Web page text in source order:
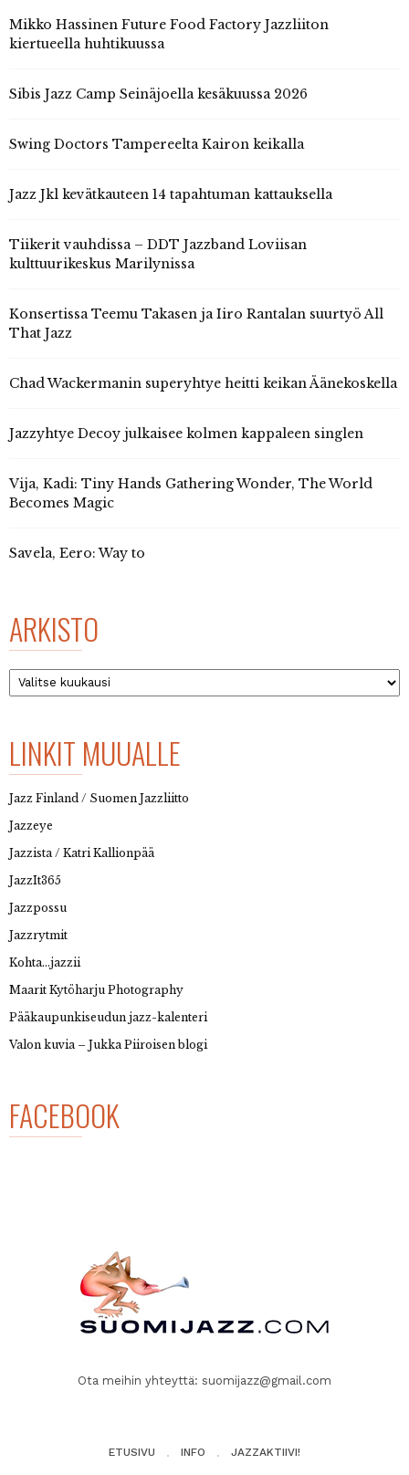
Mikko Hassinen Future Food Factory Jazzliiton
kiertueella huhtikuussa
Sibis Jazz Camp Seinäjoella kesäkuussa 2026
Swing Doctors Tampereelta Kairon keikalla
Jazz Jkl kevätkauteen 14 tapahtuman kattauksella
Tiikerit vauhdissa – DDT Jazzband Loviisan
kulttuurikeskus Marilynissa
Konsertissa Teemu Takasen ja Iiro Rantalan suurtyö All
That Jazz
Chad Wackermanin superyhtye heitti keikan Äänekoskella
Jazzyhtye Decoy julkaisee kolmen kappaleen singlen
Vija, Kadi: Tiny Hands Gathering Wonder, The World
Becomes Magic
Savela, Eero: Way to
ARKISTO
Arkisto
LINKIT MUUALLE
Jazz Finland / Suomen Jazzliitto
Jazzeye
Jazzista / Katri Kallionpää
JazzIt365
Jazzpossu
Jazzrytmit
Kohta…jazzii
Maarit Kytöharju Photography
Pääkaupunkiseudun jazz-kalenteri
Valon kuvia – Jukka Piiroisen blogi
FACEBOOK
Ota meihin yhteyttä: suomijazz@gmail.com
ETUSIVU INFO JAZZAKTIIVI!